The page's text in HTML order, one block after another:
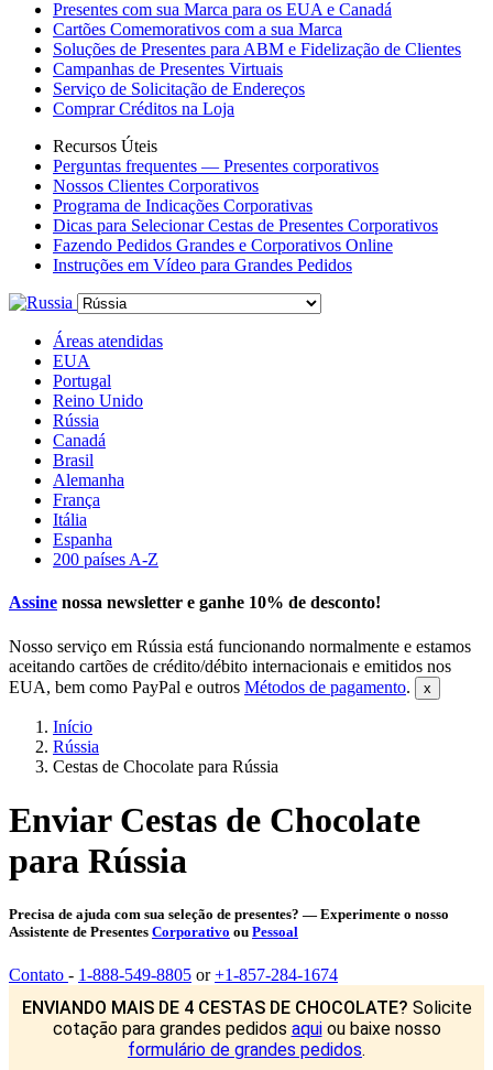
Presentes com sua Marca para os EUA e Canadá
Cartões Comemorativos com a sua Marca
Soluções de Presentes para ABM e Fidelização de Clientes
Campanhas de Presentes Virtuais
Serviço de Solicitação de Endereços
Comprar Créditos na Loja
Recursos Úteis
Perguntas frequentes — Presentes corporativos
Nossos Clientes Corporativos
Programa de Indicações Corporativas
Dicas para Selecionar Cestas de Presentes Corporativos
Fazendo Pedidos Grandes e Corporativos Online
Instruções em Vídeo para Grandes Pedidos
Áreas atendidas
EUA
Portugal
Reino Unido
Rússia
Canadá
Brasil
Alemanha
França
Itália
Espanha
200 países A-Z
Assine nossa newsletter e ganhe 10% de desconto!
Nosso serviço em Rússia está funcionando normalmente e estamos
aceitando cartões de crédito/débito internacionais e emitidos nos
EUA, bem como PayPal e outros Métodos de pagamento.
Início
Rússia
Cestas de Chocolate para Rússia
Enviar Cestas de Chocolate
para Rússia
Precisa de ajuda com sua seleção de presentes? — Experimente o nosso
Assistente de Presentes Corporativo ou Pessoal
Contato - 1-888-549-8805 or+1-857-284-1674
ENVIANDO MAIS DE 4 CESTAS DE CHOCOLATE? Solicite
cotação para grandes pedidos aquiou baixe nosso
formulário de grandes pedidos.